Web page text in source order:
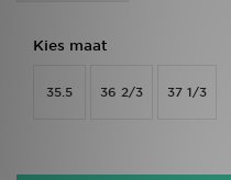
Kies maat
35.5 36 2/3 37 1/3